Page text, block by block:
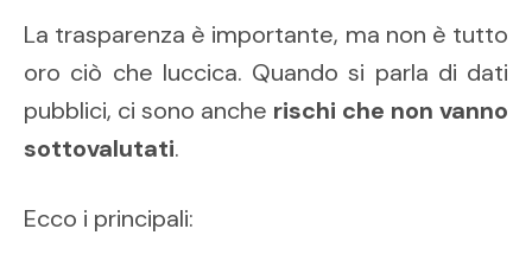
La trasparenza è importante, ma non è tutto
oro ciò che luccica. Quando si parla di dati
pubblici, ci sono anche rischi che non vanno
sottovalutati.
Ecco i principali: